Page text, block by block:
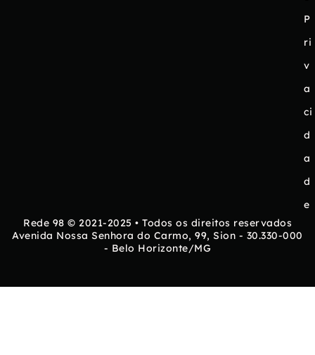
P
ri
v
a
ci
d
a
d
e
Rede 98 © 2021-2025 • Todos os direitos reservados
Avenida Nossa Senhora do Carmo, 99, Sion - 30.330-000
- Belo Horizonte/MG